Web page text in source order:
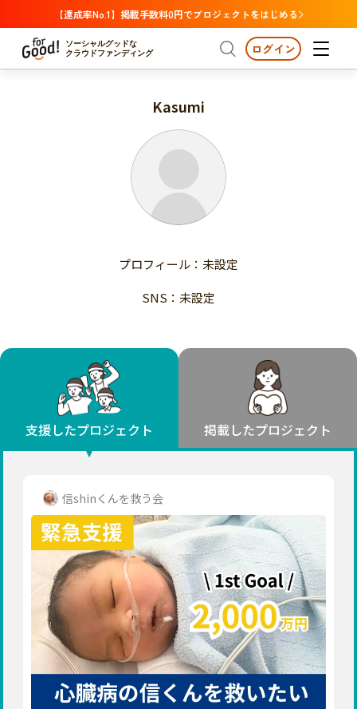
【達成率No.1】掲載手数料0円でプロジェクトをはじめる
ソーシャルグッドな
クラウドファンディング
プロジェクトからさがす 注目
支援金額が多い
支援人数が多い
終了日が近い
国際協力
子ども・教育
フード・農業
文化
環境・エシカル
人権・マイノリティ
社会貢献
地域からさがす 北海道・東北
北海道
秋田
山形
福島
関東
茨城
栃木
支援金額が多い
終了日が近い
カテゴリーからさがす
医療・福祉
子ども・教育
人権・マイノリティ
北海道 青森 岩手 宮城
秋田
福島
茨城 栃木 群馬
千葉
東京
神奈川
新潟 富山 石川
長野
岐阜 静岡 愛知
滋賀 京都 大阪
兵庫
奈良
和歌山
鳥取 岡山 広島 山口
徳島 香川 愛媛 高知
九州・沖縄
ログイン
Kasumi
プロフィール：未設定
SNS：未設定
支援したプロジェクト 掲載したプロジェクト
信shinくんを救う会